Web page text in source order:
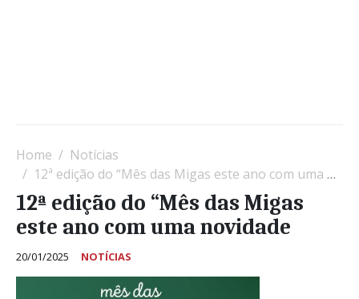
Home
Notícias
12ª edição do “Mês das Migas este ano com uma novidade
12ª edição do “Mês das Migas
este ano com uma novidade
20/01/2025 NOTÍCIAS